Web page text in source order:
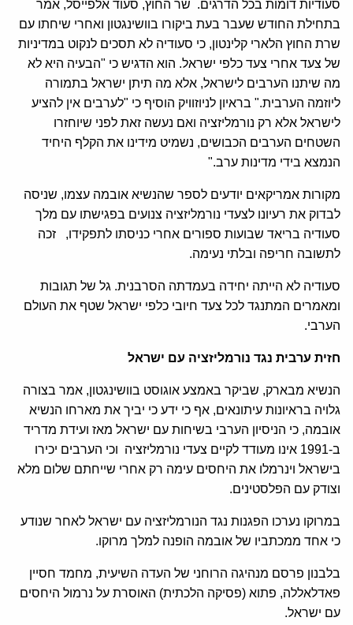
סעודיות דומות בכל הדרגים. שר החוץ, סעוד אלפייסל, אמר
בתחילת החודש שעבר בעת ביקורו בוושינגטון ואחרי שיחתו עם
שרת החוץ הלארי קלינטון, כי סעודיה לא תסכים לנקוט במדיניות
של צעד אחרי צעד כלפי ישראל. הוא הדגיש כי "הבעיה היא לא
מה שיתנו הערבים לישראל, אלא מה תיתן ישראל בתמורה
ליוזמה הערבית." בראיון לניוזוויק הוסיף כי "לערבים אין להציע
לישראל אלא רק נורמליזציה ואם נעשה זאת לפני שיוחזרו
השטחים הערבים הכבושים, נשמיט מידינו את הקלף היחיד
הנמצא בידי מדינות ערב."
מקורות אמריקאים יודעים לספר שהנשיא אובמה עצמו, שניסה
לבדוק את רעיונו לצעדי נורמליזציה צנועים בפגישתו עם מלך
סעודיה בריאד שבועות ספורים אחרי כניסתו לתפקידו, זכה
לתשובה חריפה ובלתי נעימה.
סעודיה לא הייתה יחידה בעמדתה הסרבנית. גל של תגובות
ומאמרים המתנגד לכל צעד חיובי כלפי ישראל שטף את העולם
הערבי.
חזית ערבית נגד נורמליזציה עם ישראל
הנשיא מבארק, שביקר באמצע אוגוסט בוושינגטון, אמר בצורה
גלויה בראיונות עיתונאים, אף כי ידע כי יביך את מארחו הנשיא
אובמה, כי הניסיון הערבי בשיחות עם ישראל מאז ועידת מדריד
ב-1991 אינו מעודד לקיים צעדי נורמליזציה וכי הערבים יכירו
בישראל וינרמלו את היחסים עימה רק אחרי שייחתם שלום מלא
וצודק עם הפלסטינים.
במרוקו נערכו הפגנות נגד הנורמליזציה עם ישראל לאחר שנודע
כי אחד ממכתביו של אובמה הופנה למלך מרוקו.
בלבנון פרסם מנהיגה הרוחני של העדה השיעית, מחמד חסיין
פאדלאללה, פתוא (פסיקה הלכתית) האוסרת על נרמול היחסים
עם ישראל.